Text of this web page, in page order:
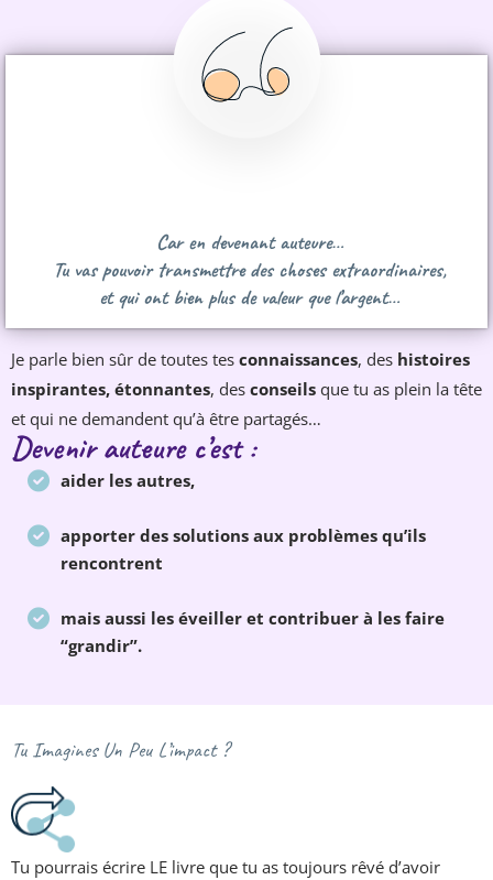
Car en devenant auteure…
Tu vas pouvoir transmettre des choses extraordinaires,
et qui ont bien plus de valeur que l’argent…
Je parle bien sûr de toutes tes connaissances, des histoires
inspirantes, étonnantes, des conseils que tu as plein la tête
et qui ne demandent qu’à être partagés…
Devenir auteure c’est :
aider les autres,
apporter des solutions aux problèmes qu’ils
rencontrent
mais aussi les éveiller et contribuer à les faire
“grandir”.
Tu Imagines Un Peu L’impact ?
Tu pourrais écrire LE livre que tu as toujours rêvé d’avoir